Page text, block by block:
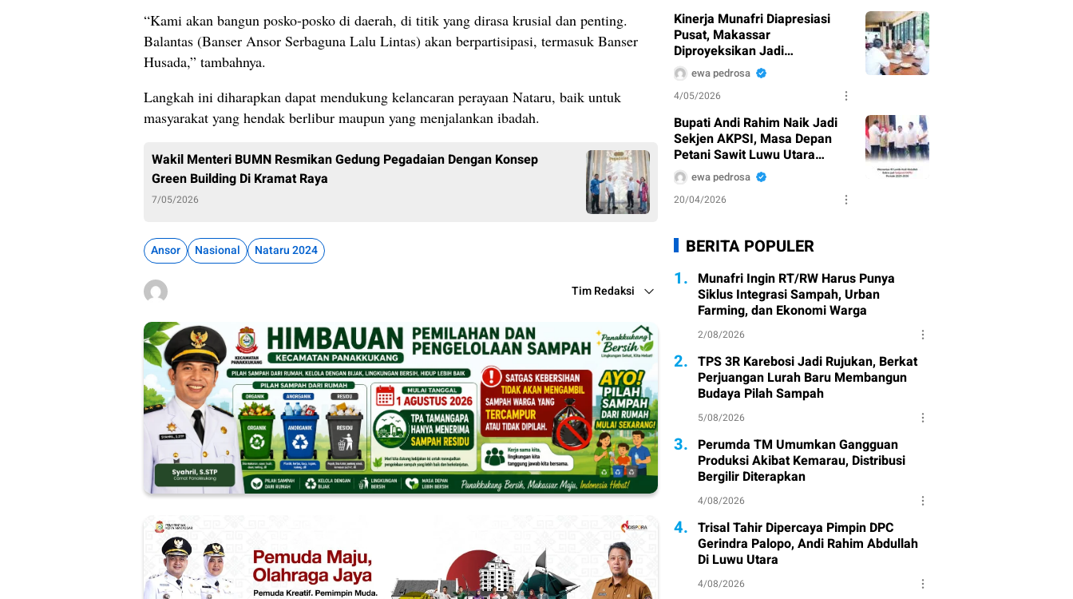
“Kami akan bangun posko-posko di daerah, di titik yang dirasa krusial dan penting.
Balantas (Banser Ansor Serbaguna Lalu Lintas) akan berpartisipasi, termasuk Banser
Husada,” tambahnya.
Langkah ini diharapkan dapat mendukung kelancaran perayaan Nataru, baik untuk
masyarakat yang hendak berlibur maupun yang menjalankan ibadah.
Wakil Menteri BUMN Resmikan Gedung Pegadaian Dengan Konsep
Green Building Di Kramat Raya
7/05/2026
Ansor Nasional Nataru 2024
Tim Redaksi
Kinerja Munafri Diapresiasi
Pusat, Makassar
Diproyeksikan Jadi
Percontohan Program Sosial
Nasional
ewa pedrosa
4/05/2026
Bupati Andi Rahim Naik Jadi
Sekjen AKPSI, Masa Depan
Petani Sawit Luwu Utara
Kembali Cerah
ewa pedrosa
20/04/2026
BERITA POPULER
1. Munafri Ingin RT/RW Harus Punya
Siklus Integrasi Sampah, Urban
Farming, dan Ekonomi Warga
2/08/2026
2. TPS 3R Karebosi Jadi Rujukan, Berkat
Perjuangan Lurah Baru Membangun
Budaya Pilah Sampah
5/08/2026
3. Perumda TM Umumkan Gangguan
Produksi Akibat Kemarau, Distribusi
Bergilir Diterapkan
4/08/2026
4. Trisal Tahir Dipercaya Pimpin DPC
Gerindra Palopo, Andi Rahim Abdullah
Di Luwu Utara
4/08/2026